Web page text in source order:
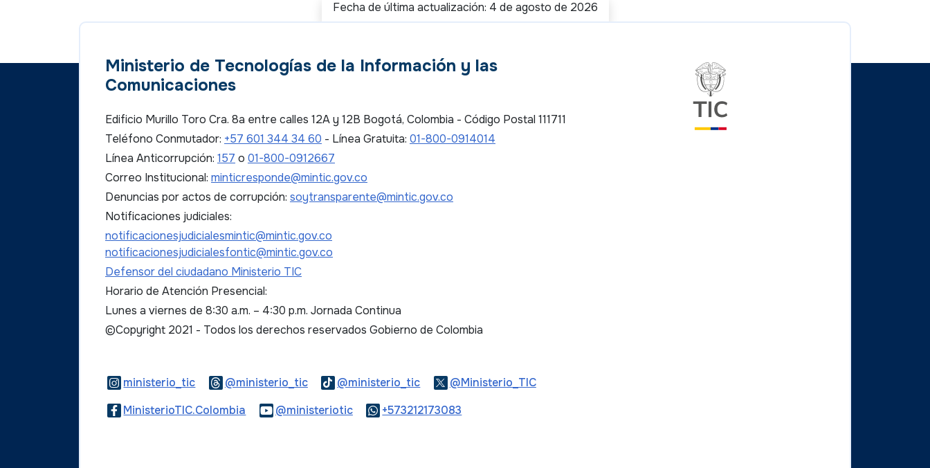
Fecha de última actualización: 4 de agosto de 2026
Ministerio de Tecnologías de la Información y las
Comunicaciones
Edificio Murillo Toro Cra. 8a entre calles 12A y 12B Bogotá, Colombia - Código Postal 111711
Teléfono Conmutador: +57 601 344 34 60 - Línea Gratuita: 01-800-0914014
Línea Anticorrupción: 157 o 01-800-0912667
Correo Institucional: minticresponde@mintic.gov.co
Denuncias por actos de corrupción: soytransparente@mintic.gov.co
Notificaciones judiciales:
notificacionesjudicialesmintic@mintic.gov.co
notificacionesjudicialesfontic@mintic.gov.co
Defensor del ciudadano Ministerio TIC
Horario de Atención Presencial:
Lunes a viernes de 8:30 a.m. – 4:30 p.m. Jornada Continua
©Copyright 2021 - Todos los derechos reservados Gobierno de Colombia
ministerio_ticLogo Instagram
@ministerio_ticLogo Threads
@ministerio_ticLogo Tiktok@Ministerio_TICLogo Twitter
MinisterioTIC.Colombia Logo Facebook
@ministerioticLogo Youtube
+573212173083